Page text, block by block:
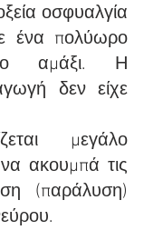
οσφυαλγία
ένα πολύωρο
αμάξι. Η
δεν είχε
μεγάλο
ακουμπά τις
(παράλυση)